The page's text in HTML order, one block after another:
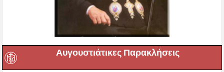
Αυγουστιάτικες Παρακλήσεις